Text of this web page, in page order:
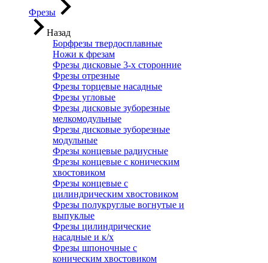
Фрезы
Назад
Борфрезы твердосплавные
Ножи к фрезам
Фрезы дисковые 3-х сторонние
Фрезы отрезные
Фрезы торцевые насадные
Фрезы угловые
Фрезы дисковые зуборезные
мелкомодульные
Фрезы дисковые зуборезные
модульные
Фрезы концевые радиусные
Фрезы концевые с коническим
хвостовиком
Фрезы концевые с
цилиндрическим хвостовиком
Фрезы полукруглые вогнутые и
выпуклые
Фрезы цилиндрические
насадные и к/х
Фрезы шпоночные с
коническим хвостовиком